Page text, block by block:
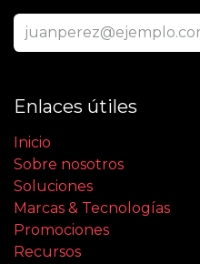
Enlaces útiles
Inicio
Sobre nosotros
Soluciones
Marcas & Tecnologías
Promociones
Recursos